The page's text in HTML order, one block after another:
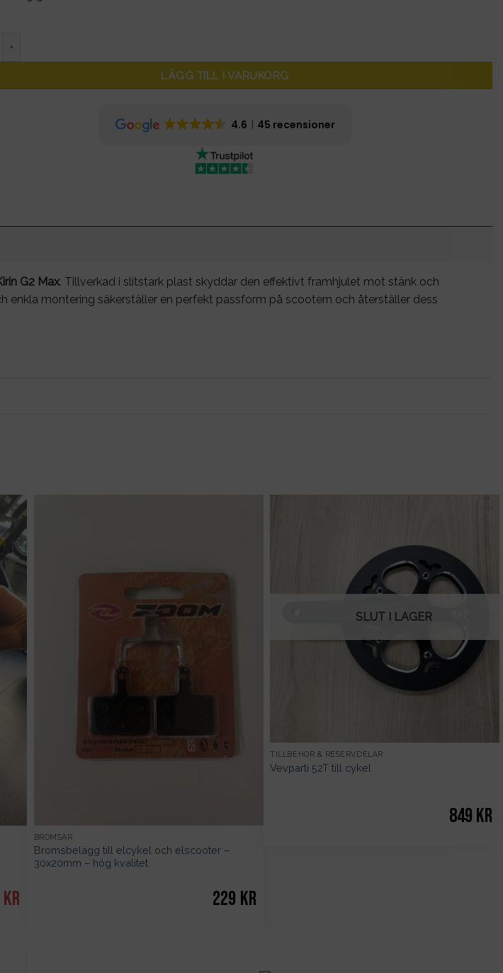
Kukirin G2 Max mängd
LÄGG TILL I VARUKORG
4.6 45 recensioner
G2 Max. Tillverkad i slitstark plast skyddar den effektivt framhjulet mot stänk och
montering säkerställer en perfekt passform på scootern och återställer dess
kr
BROMSAR
Bromsbelägg till elcykel och elscooter –
30x20mm – hög kvalitet
229 kr
SLUT I LAGER
TILLBEHÖR & RESERVDELAR
Vevparti 52T till cykel
849 kr